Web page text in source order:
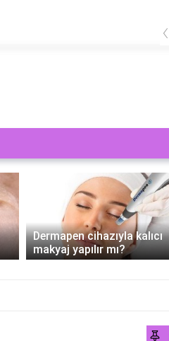
‹
Dermapen cihazıyla kalıcı
makyaj yapılır mı?